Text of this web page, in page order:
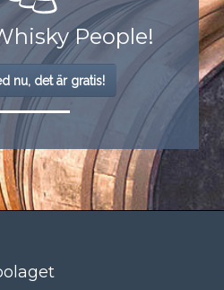
People!
nu, det är gratis!